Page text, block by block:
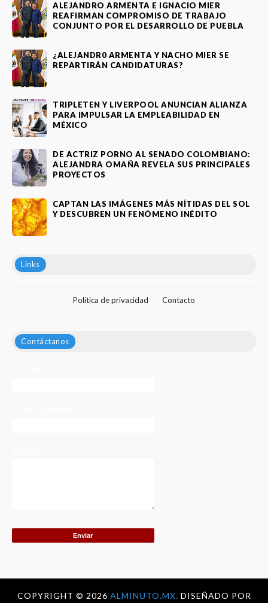
ALEJANDRO ARMENTA E IGNACIO MIER
REAFIRMAN COMPROMISO DE TRABAJO
CONJUNTO POR EL DESARROLLO DE PUEBLA
¿ALEJANDR0 ARMENTA Y NACHO MIER SE
REPARTIRÁN CANDIDATURAS?
TRIPLETEN Y LIVERPOOL ANUNCIAN ALIANZA
PARA IMPULSAR LA EMPLEABILIDAD EN
MÉXICO
DE ACTRIZ PORNO AL SENADO COLOMBIANO:
ALEJANDRA OMAÑA REVELA SUS PRINCIPALES
PROYECTOS
CAPTAN LAS IMÁGENES MÁS NÍTIDAS DEL SOL
Y DESCUBREN UN FENÓMENO INÉDITO
Links
Política de privacidad Contacto
Contáctanos
COPYRIGHT © 2026 ALMINUTO.MX. DISEÑADO POR